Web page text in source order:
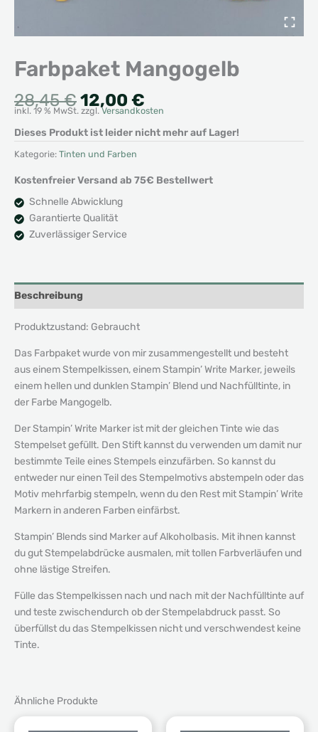
Farbpaket Mangogelb
28,45€Ursprünglicher
Preis
war:
28,45 €
12,00 €
Preis
ist:
inkl. 19 % MwSt. zzgl.Versandkosten
Dieses Produkt ist leider nicht mehr auf Lager!
Kategorie: Tinten und Farben
Kostenfreier Versand ab 75€ Bestellwert
Schnelle Abwicklung
Garantierte Qualität
Zuverlässiger Service
Beschreibung
Produktzustand: Gebraucht
Das Farbpaket wurde von mir zusammengestellt und besteht
aus einem Stempelkissen, einem Stampin’ Write Marker, jeweils
einem hellen und dunklen Stampin’ Blend und Nachfülltinte, in
der Farbe Mangogelb.
Der Stampin’ Write Marker ist mit der gleichen Tinte wie das
Stempelset gefüllt. Den Stift kannst du verwenden um damit nur
bestimmte Teile eines Stempels einzufärben. So kannst du
entweder nur einen Teil des Stempelmotivs abstempeln oder das
Motiv mehrfarbig stempeln, wenn du den Rest mit Stampin’ Write
Markern in anderen Farben einfärbst.
Stampin’ Blends sind Marker auf Alkoholbasis. Mit ihnen kannst
du gut Stempelabdrücke ausmalen, mit tollen Farbverläufen und
ohne lästige Streifen.
Fülle das Stempelkissen nach und nach mit der Nachfülltinte auf
und teste zwischendurch ob der Stempelabdruck passt. So
überfüllst du das Stempelkissen nicht und verschwendest keine
Tinte.
Ähnliche Produkte